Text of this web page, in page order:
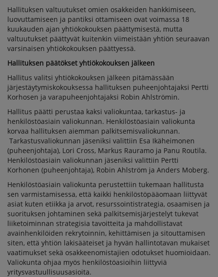
Hallituksen valtuutukset omien osakkeiden hankkimiseen,
luovuttamiseen ja pantiksi ottamiseen ovat voimassa 18
kuukauden ajan yhtiökokouksen päättymisestä, mutta
valtuutukset päättyvät kuitenkin viimeistään yhtiön seuraavan
varsinaisen yhtiökokouksen päättyessä.
Hallituksen päätökset yhtiökokouksen jälkeen
Hallitus valitsi yhtiökokouksen jälkeen pitämässään
järjestäytymiskokouksessa hallituksen puheenjohtajaksi Pertti
Korhosen ja varapuheenjohtajaksi Robin Ahlströmin.
Hallitus päätti perustaa kaksi valiokuntaa, tarkastus- ja
henkilöstöasiain valiokunnan. Henkilöstöasiain valiokunta
korvaa hallituksen aiemman palkitsemisvaliokunnan.
Tarkastusvaliokunnan jäseniksi valittiin Esa Ikäheimonen
(puheenjohtaja), Lori Cross, Markus Rauramo ja Panu Routila.
Henkilöstöasiain valiokunnan jäseniksi valittiin Pertti
Korhonen (puheenjohtaja), Robin Ahlström ja Anders Moberg.
Henkilöstöasiain valiokunta perustettiin tukemaan hallitusta
sen varmistamisessa, että kaikki henkilöstöpääomaan liittyvät
asiat kuten etiikka ja arvot, resurssointistrategia, osaamisen ja
suorituksen johtaminen sekä palkitsemisjärjestelyt tukevat
liiketoiminnan strategisia tavoitteita ja mahdollistavat
avainhenkilöiden rekrytoinnin, kehittämisen ja sitouttamisen
siten, että yhtiön lakisääteiset ja hyvän hallintotavan mukaiset
vaatimukset sekä osakkeenomistajien odotukset huomioidaan.
Valiokunta ohjaa myös henkilöstöasioihin liittyviä
yritysvastuullisuusasioita.